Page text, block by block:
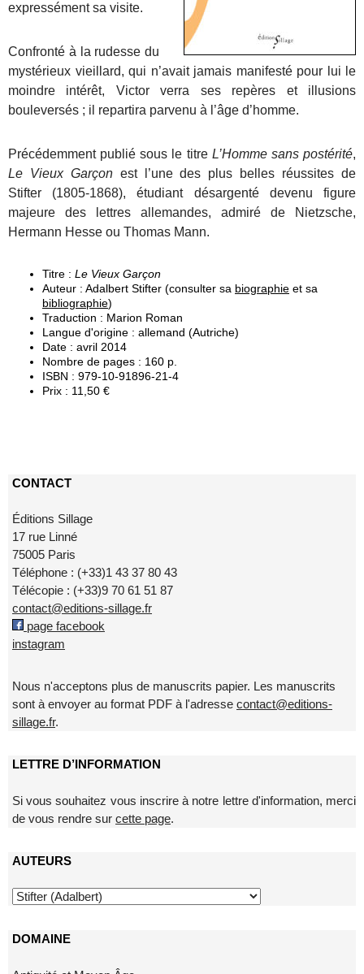
expressément sa visite.
Confronté à la rudesse du
mystérieux vieillard, qui n’avait jamais manifesté pour lui le
moindre intérêt, Victor verra ses repères et illusions
bouleversés ; il repartira parvenu à l’âge d’homme.
Précédemment publié sous le titre L’Homme sans postérité,
Le Vieux Garçonest l’une des plus belles réussites de
Stifter (1805-1868), étudiant désargenté devenu figure
majeure des lettres allemandes, admiré de Nietzsche,
Hermann Hesse ou Thomas Mann.
Titre : Le Vieux Garçon
Auteur : Adalbert Stifter (consulter sa biographie et sa
bibliographie)
Traduction : Marion Roman
Langue d'origine : allemand (Autriche)
Date : avril 2014
Nombre de pages : 160 p.
ISBN : 979-10-91896-21-4
Prix : 11,50 €
CONTACT
Éditions Sillage
17 rue Linné
75005 Paris
Téléphone : (+33)1 43 37 80 43
Télécopie : (+33)9 70 61 51 87
contact@editions-sillage.fr
page facebook
instagram
Nous n'acceptons plus de manuscrits papier. Les manuscrits
sont à envoyer au format PDF à l'adresse contact@editions-
sillage.fr.
LETTRE D’INFORMATION
Si vous souhaitez vous inscrire à notre lettre d'information, merci
de vous rendre sur cette page.
AUTEURS
DOMAINE